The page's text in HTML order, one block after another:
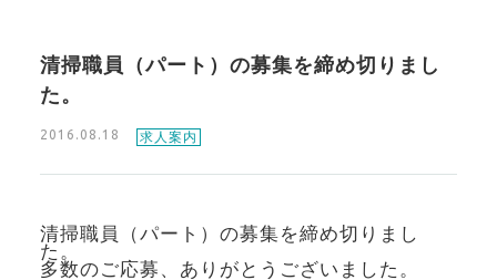
清掃職員（パート）の募集を締め切りまし
た。
2016.08.18 求人案内
清掃職員（パート）の募集を締め切りまし
た。
多数のご応募、ありがとうございました。